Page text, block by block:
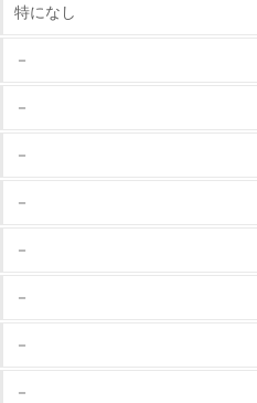
特になし
－
－
－
－
－
－
－
－